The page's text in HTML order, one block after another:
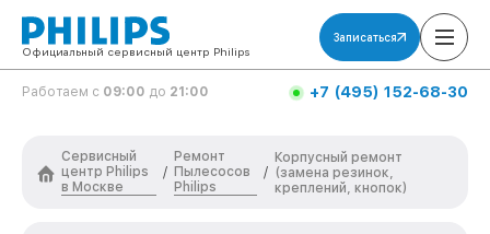
Официальный сервисный центр Philips
Записаться
Работаем с 09:00 до 21:00 +7 (495) 152-68-30
Сервисный
центр Philips
в Москве
/
Ремонт
Пылесосов
Philips
/
Корпусный ремонт
(замена резинок,
креплений, кнопок)